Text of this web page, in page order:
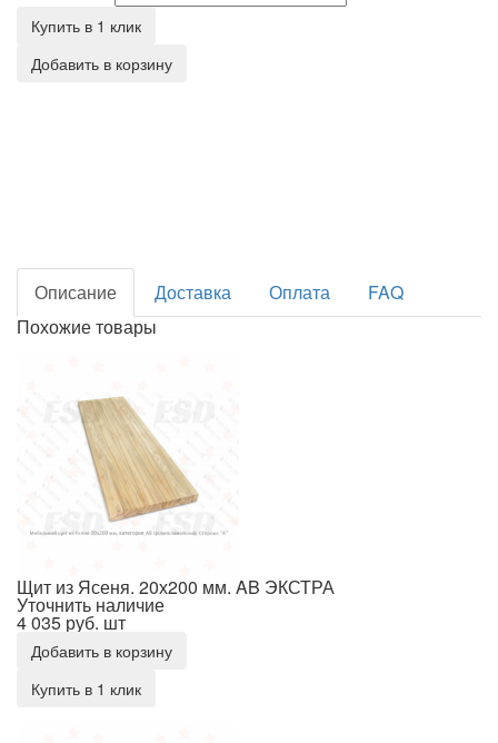
Купить в 1 клик
Добавить в корзину
Описание Доставка Оплата
FAQ
Похожие товары
Щит из Ясеня. 20х200 мм. AB ЭКСТРА
Щит из Ясеня. 20х200 мм. AB ЭКСТРА
Уточнить наличие
4 035 руб. шт
Добавить в корзину
Купить в 1 клик